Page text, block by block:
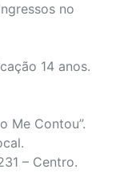
no
14 anos.
Me Contou”.
– Centro.